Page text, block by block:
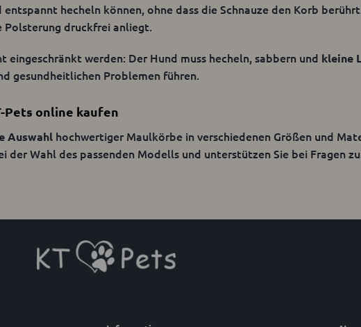
hecheln können, ohne dass die Schnauze den Korb
Polsterung druckfrei anliegt.
eingeschränkt werden: Der Hund muss hecheln, sabbern und kleine
gesundheitlichen Problemen führen.
Pets online kaufen
Auswahl hochwertiger Maulkörbe in verschiedenen Größen und
der Wahl des passenden Modells und unterstützen Sie bei Fragen